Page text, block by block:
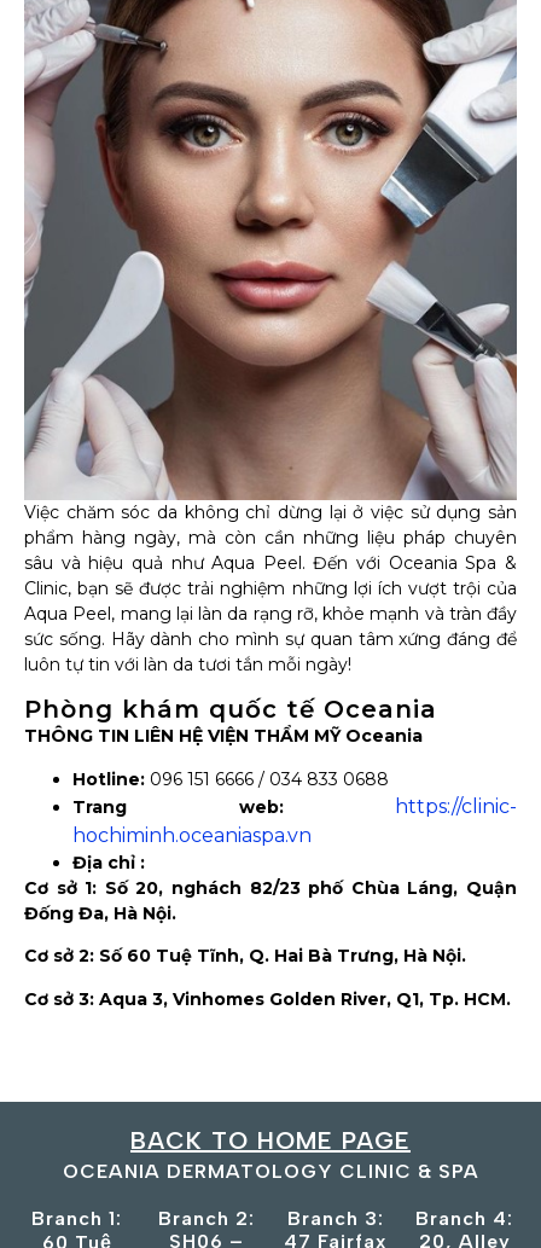
Việc chăm sóc da không chỉ dừng lại ở việc sử dụng sản
phẩm hàng ngày, mà còn cần những liệu pháp chuyên
sâu và hiệu quả như Aqua Peel. Đến với Oceania Spa &
Clinic, bạn sẽ được trải nghiệm những lợi ích vượt trội của
Aqua Peel, mang lại làn da rạng rỡ, khỏe mạnh và tràn đầy
sức sống. Hãy dành cho mình sự quan tâm xứng đáng để
luôn tự tin với làn da tươi tắn mỗi ngày!
Phòng khám quốc tế Oceania
THÔNG TIN LIÊN HỆ VIỆN THẨM MỸ Oceania
Hotline: 096 151 6666 / 034 833 0688
Trang web:
https://clinic-
hochiminh.oceaniaspa.vn
Địa chỉ :
Cơ sở 1: Số 20, nghách 82/23 phố Chùa Láng, Quận
Đống Đa, Hà Nội.
Cơ sở 2: Số 60 Tuệ Tĩnh, Q. Hai Bà Trưng, Hà Nội.
Cơ sở 3: Aqua 3, Vinhomes Golden River, Q1, Tp. HCM.
BACK TO HOME PAGE
OCEANIA DERMATOLOGY CLINIC & SPA
Branch 1:
60 Tuệ
Branch 2:
SH06 –
Branch 3:
47 Fairfax
Branch 4:
20, Alley